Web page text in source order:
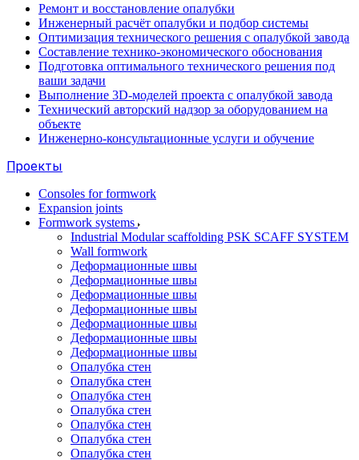
Ремонт и восстановление опалубки
Инженерный расчёт опалубки и подбор системы
Оптимизация технического решения с опалубкой завода
Составление технико-экономического обоснования
Подготовка оптимального технического решения под
ваши задачи
Выполнение 3D-моделей проекта с опалубкой завода
Технический авторский надзор за оборудованием на
объекте
Инженерно-консультационные услуги и обучение
Проекты
Consoles for formwork
Expansion joints
Formwork systems
Industrial Modular scaffolding PSK SCAFF SYSTEM
Wall formwork
Деформационные швы
Деформационные швы
Деформационные швы
Деформационные швы
Деформационные швы
Деформационные швы
Деформационные швы
Опалубка стен
Опалубка стен
Опалубка стен
Опалубка стен
Опалубка стен
Опалубка стен
Опалубка стен